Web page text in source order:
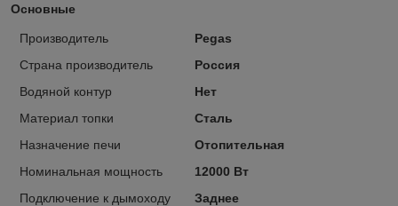
Основные
Производитель
Pegas
Страна производитель
Россия
Водяной контур
Нет
Материал топки
Сталь
Назначение печи
Отопительная
Номинальная мощность
12000 Вт
Подключение к дымоходу
Заднее